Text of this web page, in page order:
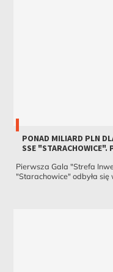
PONAD MILIARD PLN
SSE "STARACHOWICE".
Pierwsza Gala "Strefa
"Starachowice" odbyła się